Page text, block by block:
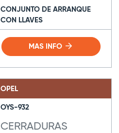
CONJUNTO DE ARRANQUE
CON LLAVES
MAS INFO
OPEL
OYS-932
CERRADURAS